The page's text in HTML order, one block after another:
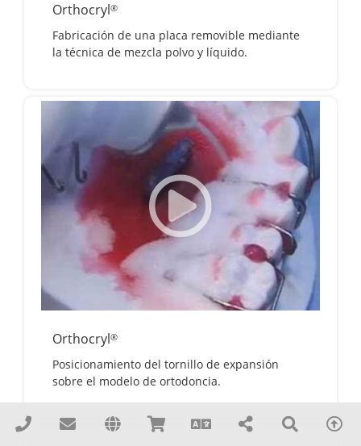
Orthocryl®
Fabricación de una placa removible mediante
la técnica de mezcla polvo y líquido.
Orthocryl®
Posicionamiento del tornillo de expansión
sobre el modelo de ortodoncia.